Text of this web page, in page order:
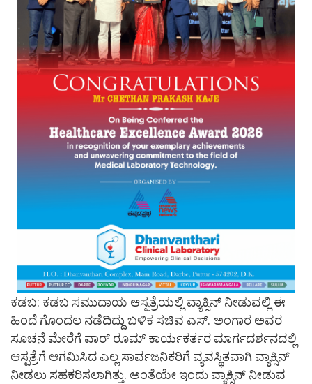
ಕಡಬ: ಕಡಬ ಸಮುದಾಯ ಆಸ್ಪತ್ರೆಯಲ್ಲಿ ವ್ಯಾಕ್ಸಿನ್ ನೀಡುವಲ್ಲಿ ಈ
ಹಿಂದೆ ಗೊಂದಲ ನಡೆದಿದ್ದು ಬಳಿಕ ಸಚಿವ ಎಸ್. ಅಂಗಾರ ಅವರ
ಸೂಚನೆ ಮೇರೆಗೆ ವಾರ್ ರೂಮ್ ಕಾರ್ಯಕರ್ತರ ಮಾರ್ಗದರ್ಶನದಲ್ಲಿ
ಆಸ್ಪತ್ರೆಗೆ ಆಗಮಿಸಿದ ಎಲ್ಲ ಸಾರ್ವಜನಿಕರಿಗೆ ವ್ಯವಸ್ಥಿತವಾಗಿ ವ್ಯಾಕ್ಸಿನ್
ನೀಡಲು ಸಹಕರಿಸಲಾಗಿತ್ತು. ಅಂತೆಯೇ ಇಂದು ವ್ಯಾಕ್ಸಿನ್ ನೀಡುವ